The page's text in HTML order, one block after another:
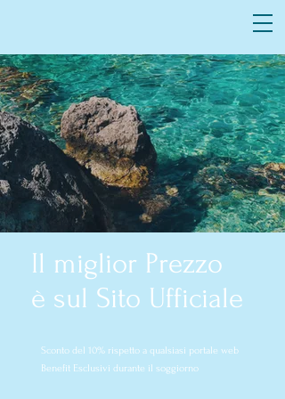
SUL LUNGOMARE
DI MOLA DI BARI
Il miglior Prezzo
è sul Sito Ufficiale
Sconto del 10% rispetto a qualsiasi portale web
Benefit Esclusivi durante il soggiorno